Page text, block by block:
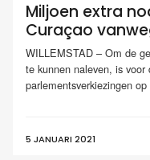
Miljoen extra
Curaçao
WILLEMSTAD – Om de
te kunnen naleven, is
parlementsverkiezingen
5 JANUARI 2021